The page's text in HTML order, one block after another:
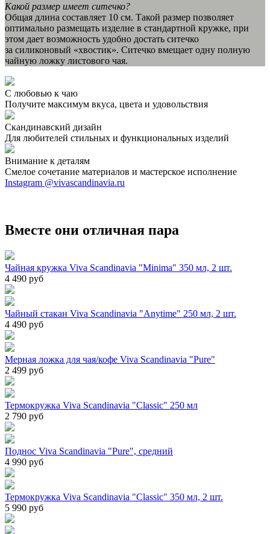
Какой размер имеет ситечко?
Общая длина составляет 10 см. Такой размер позволяет
оптимально размещать изделие в стандартной кружке, при
этом дает возможность удобно достать ситечко
за силиконовый «хвостик». Ситечко вмещает одну полную
чайную ложку листового чая.
С любовью к чаю
Получите максимум вкуса, цвета и удовольствия
Скандинавский дизайн
Для любителей стильных и функциональных изделий
Внимание к деталям
Смелое сочетание материалов и мастерское исполнение
Instagram @vivascandinavia.ru
Вместе они отличная пара
Чайная кружка Viva Scandinavia "Minima" 350 мл, 2 шт.
4 490 руб
Чайный стакан Viva Scandinavia "Anytime" 250 мл, 2 шт.
4 490 руб
Мерная ложка для чая/кофе Viva Scandinavia "Pure"
2 499 руб
Термокружка Viva Scandinavia "Classic" 250 мл
2 790 руб
Поднос Viva Scandinavia "Pure", средний
4 990 руб
Термокружка Viva Scandinavia "Classic" 350 мл, 2 шт.
5 990 руб